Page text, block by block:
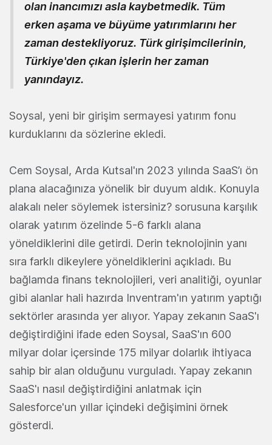
olan inancımızı asla kaybetmedik. Tüm
erken aşama ve büyüme yatırımlarını her
zaman destekliyoruz. Türk girişimcilerinin,
Türkiye'den çıkan işlerin her zaman
yanındayız.
Soysal, yeni bir girişim sermayesi yatırım fonu
kurduklarını da sözlerine ekledi.
Cem Soysal, Arda Kutsal'ın 2023 yılında SaaS’ı ön
plana alacağınıza yönelik bir duyum aldık. Konuyla
alakalı neler söylemek istersiniz? sorusuna karşılık
olarak yatırım özelinde 5-6 farklı alana
yöneldiklerini dile getirdi. Derin teknolojinin yanı
sıra farklı dikeylere yöneldiklerini açıkladı. Bu
bağlamda finans teknolojileri, veri analitiği, oyunlar
gibi alanlar hali hazırda Inventram'ın yatırım yaptığı
sektörler arasında yer alıyor. Yapay zekanın SaaS'ı
değiştirdiğini ifade eden Soysal, SaaS'ın 600
milyar dolar içersinde 175 milyar dolarlık ihtiyaca
sahip bir alan olduğunu vurguladı. Yapay zekanın
SaaS'ı nasıl değiştirdiğini anlatmak için
Salesforce'un yıllar içindeki değişimini örnek
gösterdi.